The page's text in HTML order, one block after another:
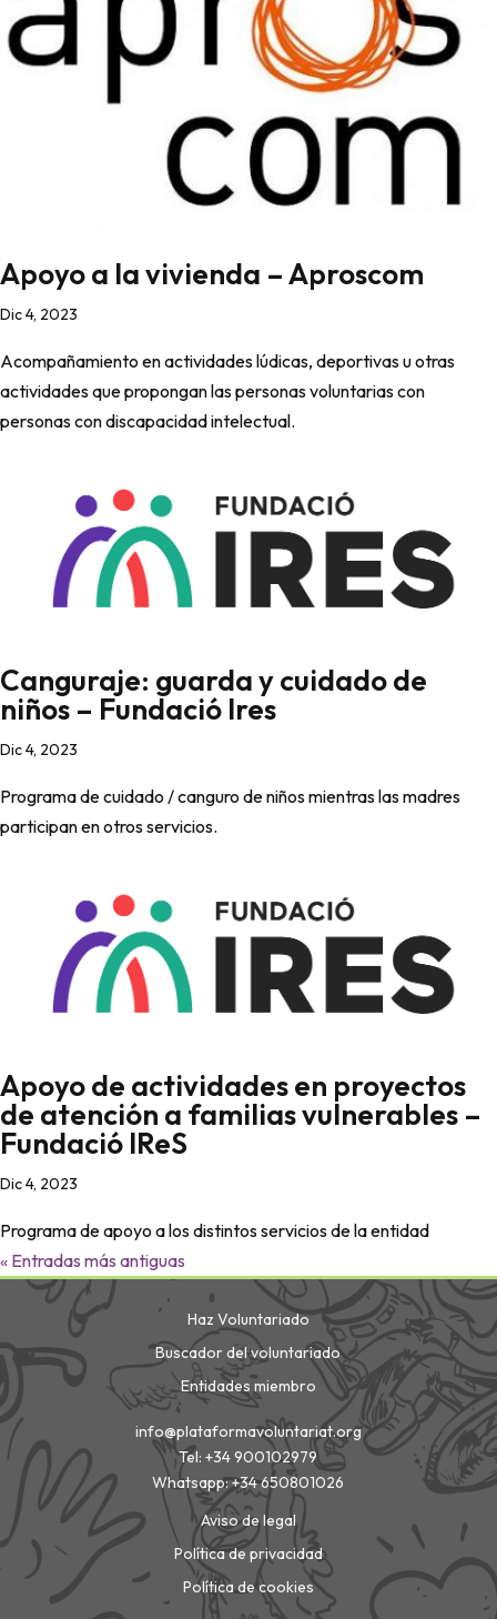
Apoyo a la vivienda – Aproscom
Dic 4, 2023
Acompañamiento en actividades lúdicas, deportivas u otras
actividades que propongan las personas voluntarias con
personas con discapacidad intelectual.
Canguraje: guarda y cuidado de
niños – Fundació Ires
Dic 4, 2023
Programa de cuidado / canguro de niños mientras las madres
participan en otros servicios.
Apoyo de actividades en proyectos
de atención a familias vulnerables –
Fundació IReS
Dic 4, 2023
Programa de apoyo a los distintos servicios de la entidad
« Entradas más antiguas
Haz Voluntariado
Buscador del voluntariado
Entidades miembro
info@plataformavoluntariat.org
Tel: +34 900102979
Whatsapp: +34 650801026
Aviso de legal
Política de privacidad
Política de cookies